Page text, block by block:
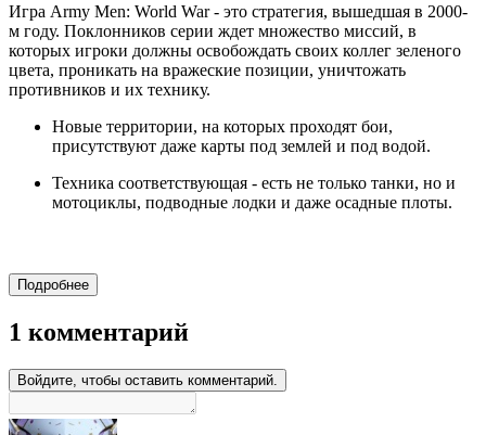
Игра Army Men: World War - это стратегия, вышедшая в 2000-
м году. Поклонников серии ждет множество миссий, в
которых игроки должны освобождать своих коллег зеленого
цвета, проникать на вражеские позиции, уничтожать
противников и их технику.
Новые территории, на которых проходят бои,
присутствуют даже карты под землей и под водой.
Техника соответствующая - есть не только танки, но и
мотоциклы, подводные лодки и даже осадные плоты.
Подробнее
1 комментарий
Войдите, чтобы оставить комментарий.